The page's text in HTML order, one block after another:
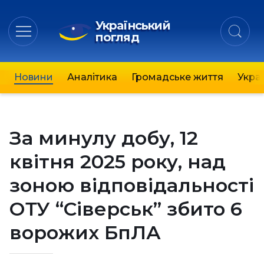
Український
погляд
Новини Аналітика Громадське життя
За минулу добу, 12
квітня 2025 року, над
зоною відповідальності
ОТУ “Сіверськ” збито 6
ворожих БпЛА